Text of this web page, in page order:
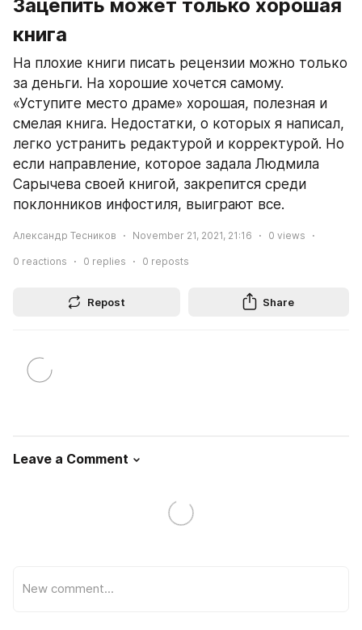
Зацепить может только хорошая
книга
На плохие книги писать рецензии можно только
за деньги. На хорошие хочется самому.
«Уступите место драме» хорошая, полезная и
смелая книга. Недостатки, о которых я написал,
легко устранить редактурой и корректурой. Но
если направление, которое задала Людмила
Сарычева своей книгой, закрепится среди
поклонников инфостиля, выиграют все.
Александр Тесников November 21, 2021, 21:16 0 views
0 reactions 0 replies 0 reposts
Repost Share
Leave a Comment